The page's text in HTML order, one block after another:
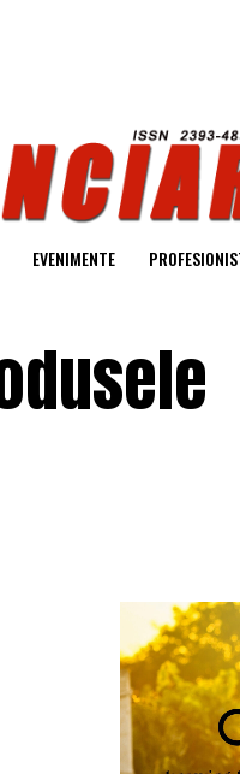
EVENIMENTE